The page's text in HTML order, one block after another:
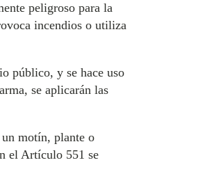
peligroso para la
incendios o utiliza
público, y se hace uso
se aplicarán las
un motín, plante o
el Artículo 551 se